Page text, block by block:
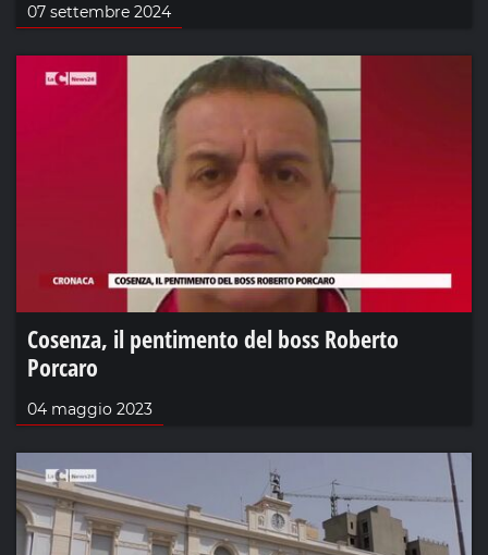
07 settembre 2024
Cosenza, il pentimento del boss Roberto
Porcaro
04 maggio 2023